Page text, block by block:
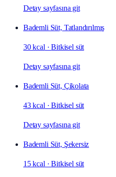
Detay sayfasına git
Bademli Süt, Tatlandırılmış
30 kcal ·Bitkisel süt
Detay sayfasına git
Bademli Süt, Çikolata
43 kcal ·Bitkisel süt
Detay sayfasına git
Bademli Süt, Şekersiz
15 kcal ·Bitkisel süt